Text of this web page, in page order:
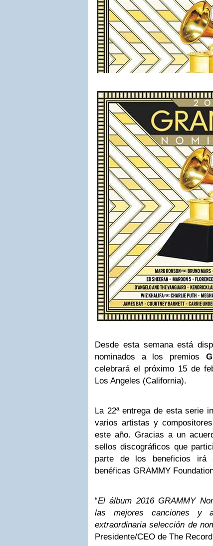
Desde esta semana está
nominados a los premios
celebrará el próximo 15 de
Los Angeles (California).
La 22ª entrega de esta serie
varios artistas y
este año. Gracias a un
sellos discográficos que
parte de los beneficios irá
benéficas GRAMMY
“El álbum 2016 GRAMMY
las mejores canciones y
extraordinaria selección de
Presidente/CEO de The